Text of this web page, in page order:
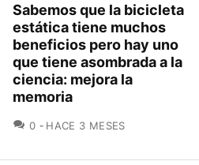
Sabemos que la bicicleta
estática tiene muchos
beneficios pero hay uno
que tiene asombrada a la
ciencia: mejora la
memoria
0 COMENTARIOS
HACE 3 MESES